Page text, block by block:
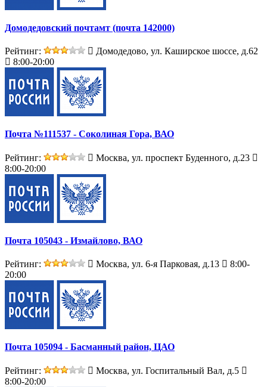
Домодедовский почтамт (почта 142000)
Рейтинг:
Домодедово, ул. Каширское шоссе, д.62
8:00-20:00
Почта №111537 - Соколиная Гора, ВАО
Рейтинг:
Москва, ул. проспект Буденного, д.23
8:00-20:00
Почта 105043 - Измайлово, ВАО
Рейтинг: Москва, ул. 6-я Парковая, д.13
8:00-
20:00
Почта 105094 - Басманный район, ЦАО
Рейтинг:
Москва, ул. Госпитальный Вал, д.5
8:00-20:00